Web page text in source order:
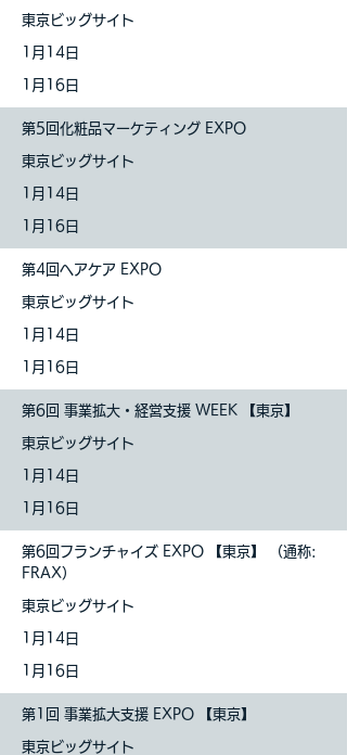
東京ビッグサイト
1 月14日
1月16日
第5回化粧品マーケティング EXPO
東京ビッグサイト
1 月14日
1月16日
第4 回ヘアケア EXPO
東京ビッグサイト
1 月14日
1月16日
第6回 事業拡大・経営支援 WEEK 【東京】
東京ビッグサイト
1 月14日
1月16日
第6回フランチャイズ EXPO 【東京】 （通称:
FRAX）
東京ビッグサイト
1 月14日
1月16日
第1回 事業拡大支援 EXPO 【東京】
東京ビッグサイト